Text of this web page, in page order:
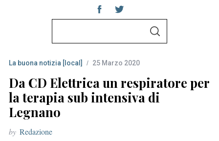
r
c
h
f
o
r
S
La buona notizia [local] 25 Marzo 2020
Da CD Elettrica un respiratore per
la terapia sub intensiva di
Legnano
by Redazione